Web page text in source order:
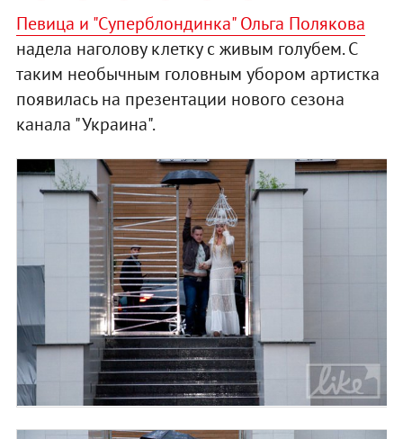
Певица и "Суперблондинка" Ольга Полякова
надела наголову клетку с живым голубем. С
таким необычным головным убором артистка
появилась на презентации нового сезона
канала "Украина".